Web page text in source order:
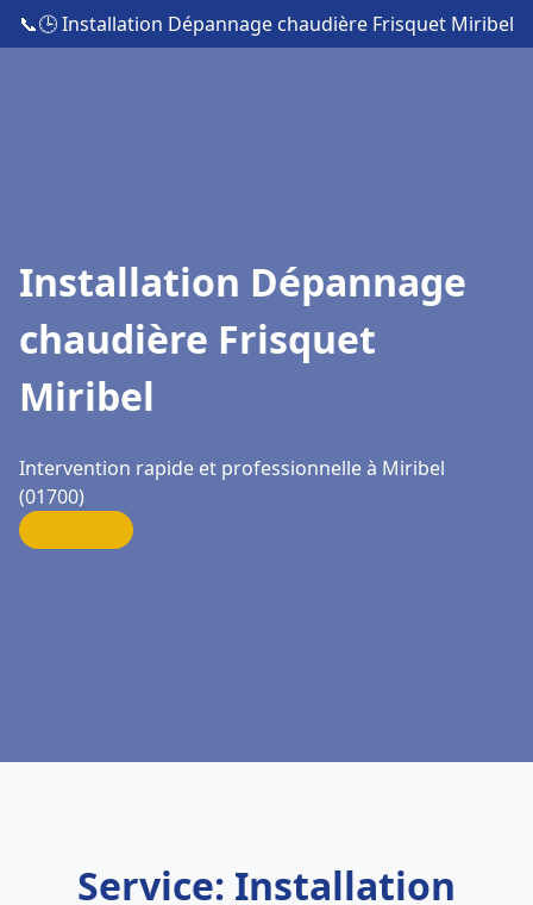
📞🕒 Installation Dépannage chaudière Frisquet Miribel
Installation Dépannage
chaudière Frisquet
Miribel
Intervention rapide et professionnelle à Miribel
(01700)
Service: Installation